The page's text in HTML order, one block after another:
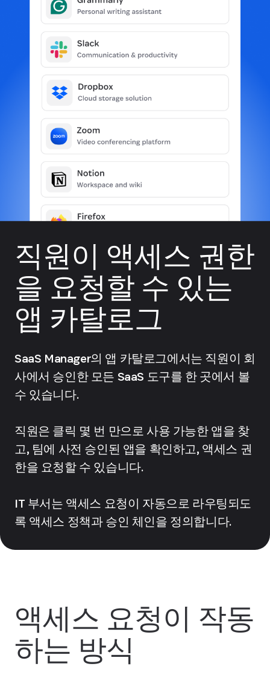
직원이 액세스 권한
을 요청할 수 있는
앱 카탈로그
SaaS Manager의 앱 카탈로그에서는 직원이 회
사에서 승인한 모든 SaaS 도구를 한 곳에서 볼
수 있습니다.
직원은 클릭 몇 번 만으로 사용 가능한 앱을 찾
고, 팀에 사전 승인된 앱을 확인하고, 액세스 권
한을 요청할 수 있습니다.
IT 부서는 액세스 요청이 자동으로 라우팅되도
록 액세스 정책과 승인 체인을 정의합니다.
액세스 요청이 작동
하는 방식